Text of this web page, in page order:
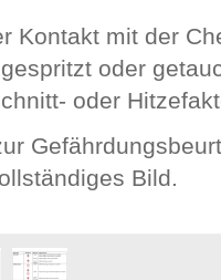
Kontakt mit der
oder
oder
Bild.